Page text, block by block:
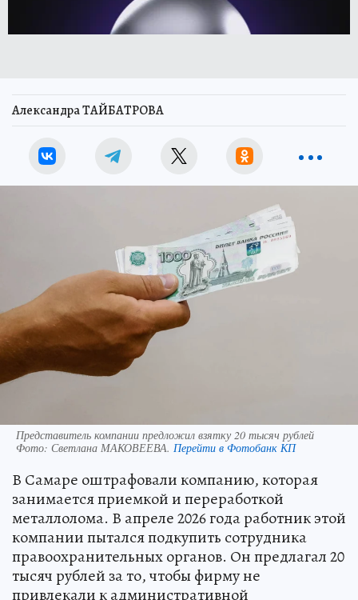
Александра ТАЙБАТРОВА
Представитель компании предложил взятку 20 тысяч рублей
Фото: Светлана МАКОВЕЕВА. Перейти в Фотобанк КП
В Самаре оштрафовали компанию, которая
занимается приемкой и переработкой
металлолома. В апреле 2026 года работник этой
компании пытался подкупить сотрудника
правоохранительных органов. Он предлагал 20
тысяч рублей за то, чтобы фирму не
привлекали к административной